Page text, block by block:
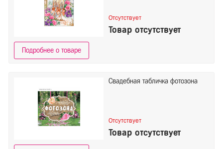
Отсутствует
Товар отсутствует
Подробнее о товаре
Свадебная табличка фотозона
Отсутствует
Товар отсутствует